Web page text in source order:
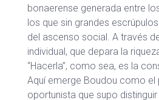
bonaerense generada entre
los que sin grandes
del ascenso social. A través
individual, que depara la
“Hacerla”, como sea, es la
Aquí emerge Boudou como
oportunista que supo